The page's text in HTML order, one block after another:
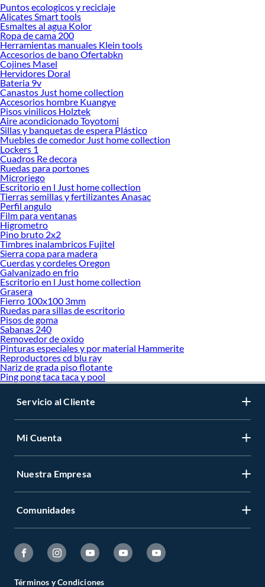
Desde remodelaciones hasta proyectos de decoración, estamos aquí para hacer
tus ideas realidad. ¡Visítanos y encuentra todo lo que tenemos para ofrecerte en
Quincallería para Muebles y Closet!
Explora la variedad de productos de Quincallería para Muebles y Closet
en Sodimac
Herramientas, materiales y accesorios de calidad para tus proyectos y
renovación de espacios. ¡Visítanos y descubre todo lo que tenemos para
ofrecerte!
Encuentra una amplia variedad de productos de Quincallería para Muebles y
Closet en Sodimac. Encuentra todo lo necesario para tus proyectos de
renovación y decoración. ¡Visítanos y haz tus ideas realidad!
Puntos ecologicos y reciclaje
Alicates Smart tools
Esmaltes al agua Kolor
Ropa de cama 200
Herramientas manuales Klein tools
Accesorios de bano Ofertabkn
Cojines Masel
Hervidores Doral
Bateria 9v
Canastos Just home collection
Accesorios hombre Kuangye
Pisos vinilicos Holztek
Aire acondicionado Toyotomi
Sillas y banquetas de espera Plástico
Muebles de comedor Just home collection
Lockers 1
Cuadros Re decora
Ruedas para portones
Microriego
Escritorio en l Just home collection
Tierras semillas y fertilizantes Anasac
Perfil angulo
Film para ventanas
Higrometro
Pino bruto 2x2
Timbres inalambricos Fujitel
Sierra copa para madera
Cuerdas y cordeles Oregon
Galvanizado en frio
Escritorio en l Just home collection
Grasera
Fierro 100x100 3mm
Ruedas para sillas de escritorio
Pisos de goma
Sabanas 240
Removedor de oxido
Pinturas especiales y por material Hammerite
Reproductores cd blu ray
Nariz de grada piso flotante
Ping pong taca taca y pool
Servicio al Cliente
Mi Cuenta
Nuestra Empresa
Comunidades
Términos y Condiciones